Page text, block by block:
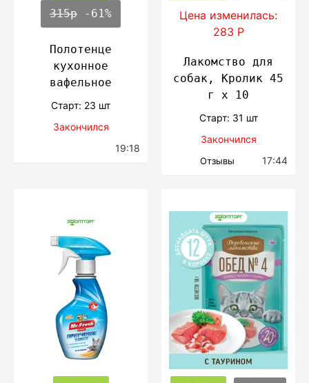
315р -61%
Полотенце
кухонное
вафельное
Cтарт: 23 шт
Закончился
19:18
Цена изменилась:
283 Р
Лакомство для
собак, Кролик 45
г х 10
Cтарт: 31 шт
Закончился
Отзывы 17:44